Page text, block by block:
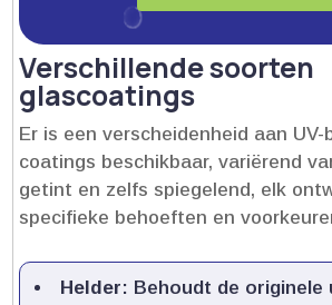
Verschillende soorten
glascoatings
Er is een verscheidenheid aan UV-
coatings beschikbaar, variërend
getint en zelfs spiegelend, elk
specifieke behoeften en
Helder: Behoudt de originele